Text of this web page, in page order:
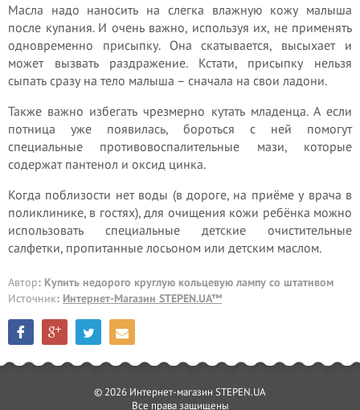
Масла надо наносить на слегка влажную кожу малыша
после купания. И очень важно, используя их, не применять
одновременно присыпку. Она скатывается, высыхает и
может вызвать раздражение. Кстати, присыпку нельзя
сыпать сразу на тело малыша – сначала на свои ладони.
Также важно избегать чрезмерно кутать младенца. А если
потница уже появилась, бороться с ней помогут
специальные противовоспалительные мази, которые
содержат пантенол и оксид цинка.
Когда поблизости нет воды (в дороге, на приёме у врача в
поликлинике, в гостях), для очищения кожи ребёнка можно
использовать специальные детские очистительные
салфетки, пропитанные лосьоном или детским маслом.
Автор: Купить недорого круглую кольцевую лампу со штативом
Источник: Интернет-Магазин STEPEN.UA™
© 2026 Интернет-магазин STEPEN.UA
Все права защищены